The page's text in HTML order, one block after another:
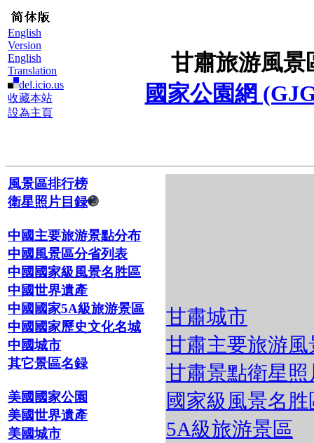
English
Version
English
Translation
del.icio.us
收藏本站
設為主頁
甘肅旅游風景
國家公園網
風景區排行榜
衛星照片目録
中國主要旅游景點分布
中國風景區分省列表
中國國家級風景名胜區
中國世界遺產
中國國家5A級旅游景區
中國國家歷史文化名城
中國城市
其它景區名録
美國國家公園
美國世界遺產
美國城市
甘肅城市
甘肅主要旅游風
甘肅景點衛星照
國家級風景名胜
5A級旅游景區